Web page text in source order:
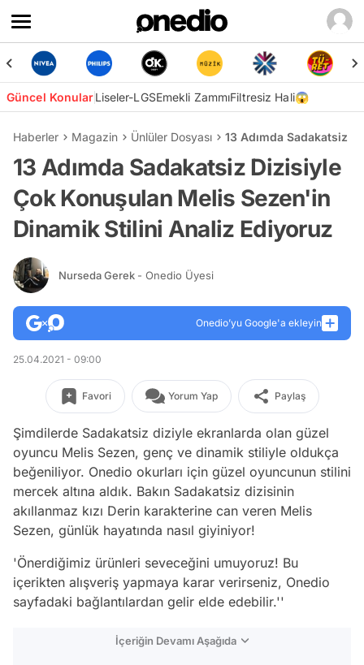
Güncel KonularLiseler-LGSEmekli ZammıFiltresiz Hali😱
Haberler Magazin Ünlüler Dosyası 13 Adımda Sadakatsiz
13 Adımda Sadakatsiz Dizisiyle
Çok Konuşulan Melis Sezen'in
Dinamik Stilini Analiz Ediyoruz
Nurseda Gerek - Onedio Üyesi
Onedio’yu Google'a ekleyin
25.04.2021 - 09:00
Favori Yorum Yap Paylaş
Şimdilerde Sadakatsiz diziyle ekranlarda olan güzel
oyuncu Melis Sezen, genç ve dinamik stiliyle oldukça
beğeniliyor. Onedio okurları için güzel oyuncunun stilini
mercek altına aldık. Bakın Sadakatsiz dizisinin
akıllanmaz kızı Derin karakterine can veren Melis
Sezen, günlük hayatında nasıl giyiniyor!
'Önerdiğimiz ürünleri seveceğini umuyoruz! Bu
içerikten alışveriş yapmaya karar verirseniz, Onedio
sayfadaki bağlantılardan gelir elde edebilir.''
İçeriğin Devamı Aşağıda